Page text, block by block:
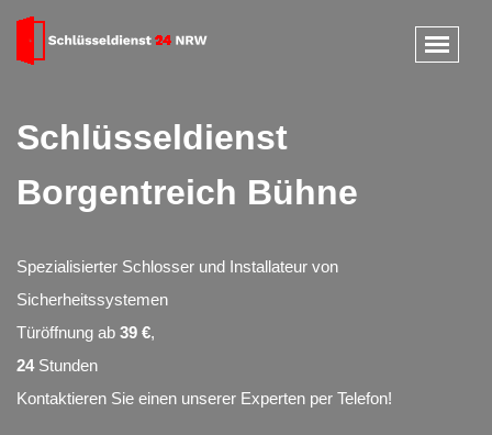
Schlüsseldienst
Borgentreich Bühne
Spezialisierter Schlosser und Installateur von
Sicherheitssystemen
Türöffnung ab 39 €,
24Stunden
Kontaktieren Sie einen unserer Experten per Telefon!